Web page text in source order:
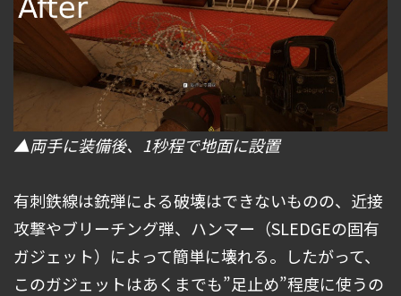
▲両手に装備後、1秒程で地面に設置
有刺鉄線は銃弾による破壊はできないものの、近接
攻撃やブリーチング弾、ハンマー（SLEDGEの固有
ガジェット）によって簡単に壊れる。したがって、
このガジェットはあくまでも”足止め”程度に使うの